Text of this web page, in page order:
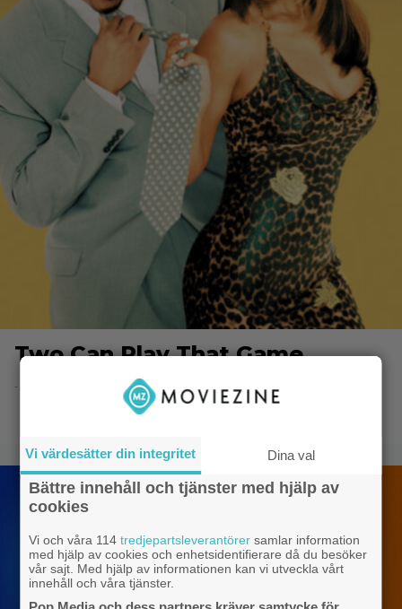
Two Can Play That Game
- 11.2.2022 11:07
Vi värdesätter din integritet Dina val
Bättre innehåll och tjänster med hjälp av
cookies
Vi och våra 114tredjepartsleverantörer samlar information
med hjälp av cookies och enhetsidentifierare då du besöker
vår sajt. Med hjälp av informationen kan vi utveckla vårt
innehåll och våra tjänster.